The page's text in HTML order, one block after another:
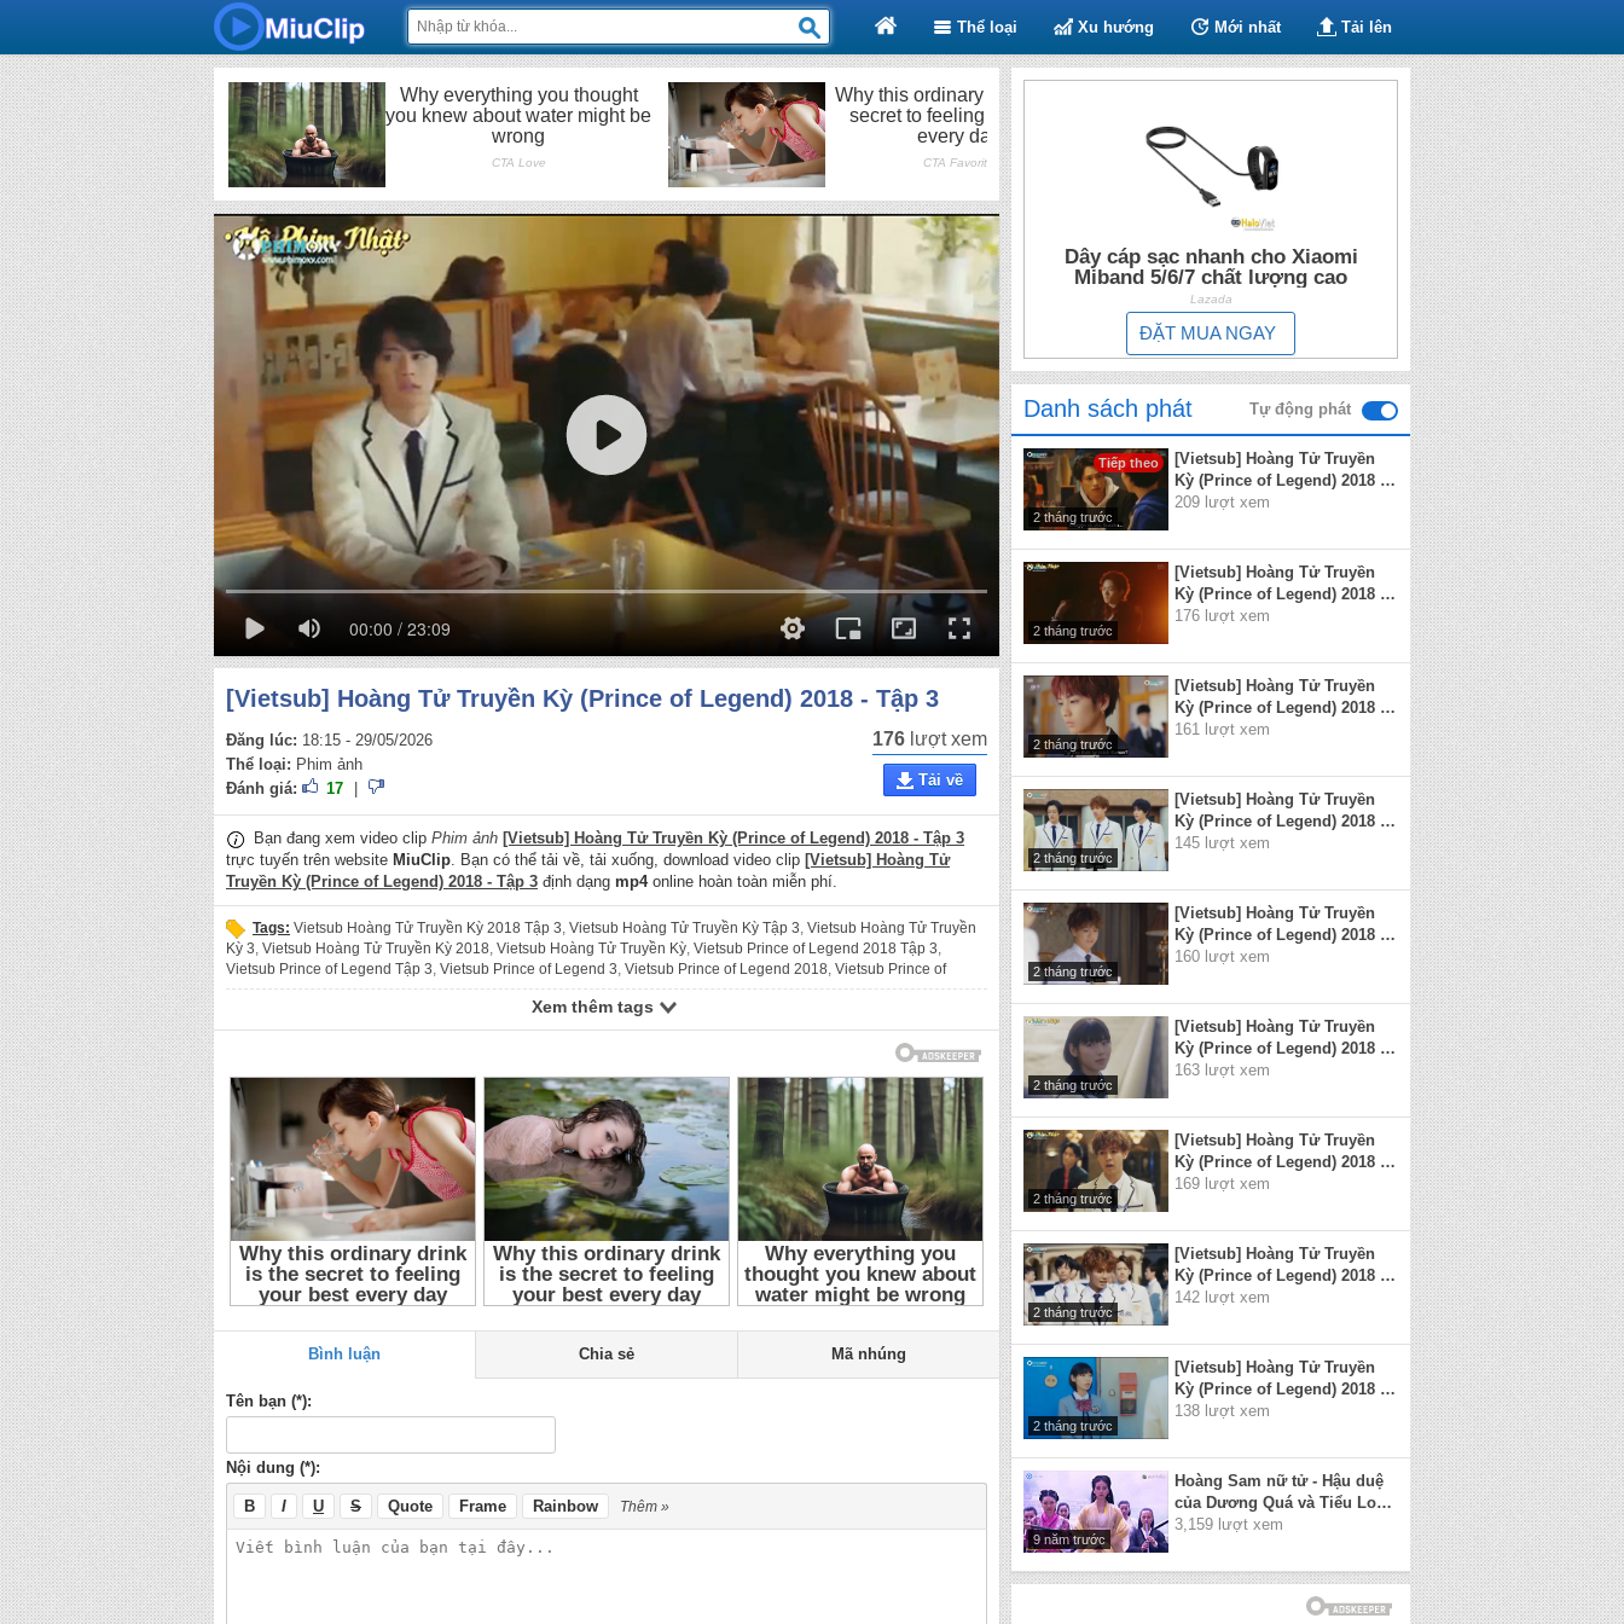
Thể loại Xu hướng Mới nhất Tải lên
00:00 / 23:09
[Vietsub] Hoàng Tử Truyền Kỳ (Prince of Legend) 2018 - Tập 3
Đăng lúc: 18:15 - 29/05/2026
Thể loại: Phim ảnh
Đánh giá:
17
176 lượt xem
Tải về
Bạn đang xem video clip Phim ảnh [Vietsub] Hoàng Tử Truyền Kỳ (Prince of Legend) 2018 - Tập 3
trực tuyến trên website MiuClip. Bạn có thể tải về, tải xuống, download video clip [Vietsub] Hoàng Tử
Truyền Kỳ (Prince of Legend) 2018 - Tập 3 định dạng mp4online hoàn toàn miễn phí.
Tags: Vietsub Hoàng Tử Truyền Kỳ 2018 Tập 3, Vietsub Hoàng Tử Truyền Kỳ Tập 3, Vietsub Hoàng Tử Truyền
Kỳ 3, Vietsub Hoàng Tử Truyền Kỳ 2018, Vietsub Hoàng Tử Truyền Kỳ, Vietsub Prince of Legend 2018 Tập 3,
Vietsub Prince of Legend Tập 3, Vietsub Prince of Legend 3, Vietsub Prince of Legend 2018, Vietsub Prince of
Legend,Hoàng Tử Truyền Kỳ 2018 Tập 3 ,Hoàng Tử Truyền Kỳ Tập 3 , Hoàng Tử Truyền Kỳ 3, Hoàng Tử Truyền Kỳ
Prince of Legend 2018 Tập 3,Prince of Legend Tập 3
Legend 2018,Prince of Legend,Vietsub Hoang Tu Truyen Ky 2018 Tap 3,Vietsub Hoang Tu Truyen Ky Tap 3,
Vietsub Prince of
Hoang Tu Truyen Ky 3,Hoang Tu Truyen Ky 2018,Hoang Tu Truyen Ky, Prince of Legend 2018 Tap 3, Prince of
Legend Tap 3 , Phim tình cảm Nhật Bản ,Phim tình cảm,Phim Nhật Bản,Phim tinh cam Nhat Ban Phim tinh cam
Phim Nhat Ban
Xem thêm tags
Bình luận Chia sẻ Mã nhúng
Tên bạn (*):
Nội dung (*):
B I U S Quote Frame Rainbow Thêm »
Dây cáp sạc nhanh cho Xiaomi
Miband 5/6/7 chất lượng cao
Lazada
ĐẶT MUA NGAY
Danh sách phát Tự động phát
Tiếp theo
2 tháng trước
[Vietsub] Hoàng Tử Truyền
Kỳ (Prince of Legend) 2018 -
Tập 4
209 lượt xem
2 tháng trước
[Vietsub] Hoàng Tử Truyền
Kỳ (Prince of Legend) 2018 -
Tập 5
176 lượt xem
2 tháng trước
[Vietsub] Hoàng Tử Truyền
Kỳ (Prince of Legend) 2018 -
Tập 6
161 lượt xem
2 tháng trước
[Vietsub] Hoàng Tử Truyền
Kỳ (Prince of Legend) 2018 -
Tập 7
145 lượt xem
2 tháng trước
[Vietsub] Hoàng Tử Truyền
Kỳ (Prince of Legend) 2018 -
Tập 8
160 lượt xem
2 tháng trước
[Vietsub] Hoàng Tử Truyền
Kỳ (Prince of Legend) 2018 -
Tập 9
163 lượt xem
2 tháng trước
[Vietsub] Hoàng Tử Truyền
Kỳ (Prince of Legend) 2018 -
Tập 10 (Tập cuối)
169 lượt xem
2 tháng trước
[Vietsub] Hoàng Tử Truyền
Kỳ (Prince of Legend) 2018 -
Tập 1
142 lượt xem
2 tháng trước
[Vietsub] Hoàng Tử Truyền
Kỳ (Prince of Legend) 2018 -
Tập 2
138 lượt xem
9 năm trước
Hoàng Sam nữ tử - Hậu duệ
của Dương Quá và Tiểu Long
Nữ
3,159 lượt xem